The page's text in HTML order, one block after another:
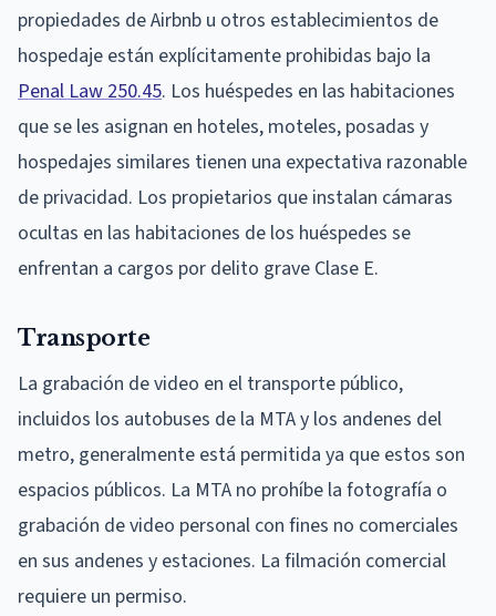
propiedades de Airbnb u otros establecimientos de
hospedaje están explícitamente prohibidas bajo la
Penal Law 250.45. Los huéspedes en las habitaciones
que se les asignan en hoteles, moteles, posadas y
hospedajes similares tienen una expectativa razonable
de privacidad. Los propietarios que instalan cámaras
ocultas en las habitaciones de los huéspedes se
enfrentan a cargos por delito grave Clase E.
Transporte
La grabación de video en el transporte público,
incluidos los autobuses de la MTA y los andenes del
metro, generalmente está permitida ya que estos son
espacios públicos. La MTA no prohíbe la fotografía o
grabación de video personal con fines no comerciales
en sus andenes y estaciones. La filmación comercial
requiere un permiso.